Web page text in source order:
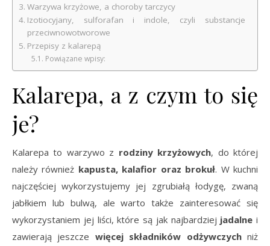
Warzywa krzyżowe, a choroby tarczycy
Izotiocyjany, sulforafan i indole, czyli substancje
przeciwnowotworowe
Przepisy z kalarepą
Powiązane wpisy:
Kalarepa, a z czym to się
je?
Kalarepa to warzywo z rodziny krzyżowych, do której
należy również kapusta, kalafior oraz brokuł. W kuchni
najczęściej wykorzystujemy jej zgrubiałą łodygę, zwaną
jabłkiem lub bulwą, ale warto także zainteresować się
wykorzystaniem jej liści, które są jak najbardziej jadalne i
zawierają jeszcze więcej składników odżywczychniż